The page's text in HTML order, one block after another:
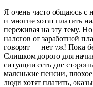
Я очень часто общаюсь
и многие хотят платить
переживая на эту тему.
налогов от заработной
говорят — нет уж! Пока
Слишком дорого для
ситуации есть две
маленькие пенсии,
люди хотят платить,